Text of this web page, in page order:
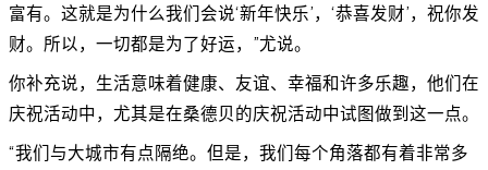
富有。这就是为什么我们会说‘新年快乐’，‘恭喜发财’，祝你发
财。所以，一切都是为了好运，”尤说。
你补充说，生活意味着健康、友谊、幸福和许多乐趣，他们在
庆祝活动中，尤其是在桑德贝的庆祝活动中试图做到这一点。
“我们与大城市有点隔绝。但是，我们每个角落都有着非常多